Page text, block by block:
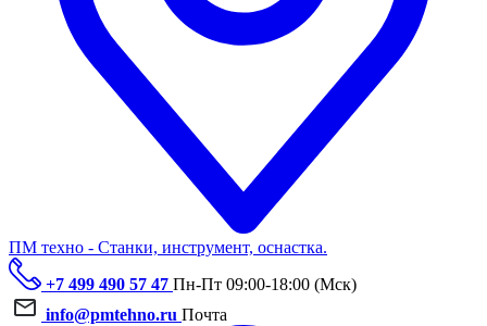
ПМ техно - Станки, инструмент, оснастка.
+7 499 490 57 47 Пн-Пт 09:00-18:00 (Мск)
info@pmtehno.ru Почта